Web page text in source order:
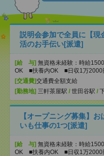
説明会参加で全員に【現
活のお手伝い[派遣]
[給 与] 無資格未経験：時給
OK ■扶養内OK ■日収1万2000
[交通費]交通費全額支給
[勤務地] 三軒茶屋駅 / 世田谷駅 /
【オープニング募集】
いも仕事の1つ[派遣]
[給 与] 無資格未経験：時給
OK ■扶養内OK ■日収1万2000